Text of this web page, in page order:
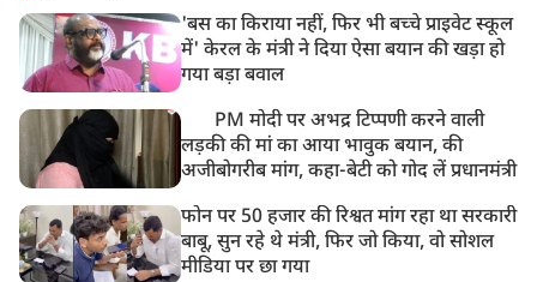
'बस का किराया नहीं, फिर भी बच्चे प्राइवेट स्कूल
में' केरल के मंत्री ने दिया ऐसा बयान की खड़ा हो
गया बड़ा बवाल
PM मोदी पर अभद्र टिप्पणी करने वाली
लड़की की मां का आया भावुक बयान, की
अजीबोगरीब मांग, कहा-बेटी को गोद लें प्रधानमंत्री
फोन पर 50 हजार की रिश्वत मांग रहा था सरकारी
बाबू, सुन रहे थे मंत्री, फिर जो किया, वो सोशल
मीडिया पर छा गया